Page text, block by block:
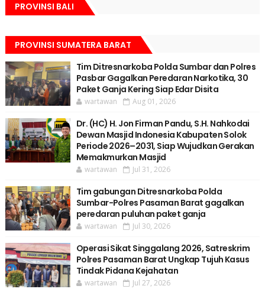
PROVINSI BALI
PROVINSI SUMATERA BARAT
Tim Ditresnarkoba Polda Sumbar dan Polres
Pasbar Gagalkan Peredaran Narkotika, 30
Paket Ganja Kering Siap Edar Disita
wartawan Aug 01, 2026
Dr. (HC) H. Jon Firman Pandu, S.H. Nahkodai
Dewan Masjid Indonesia Kabupaten Solok
Periode 2026–2031, Siap Wujudkan Gerakan
Memakmurkan Masjid
wartawan Jul 31, 2026
Tim gabungan Ditresnarkoba Polda
Sumbar-Polres Pasaman Barat gagalkan
peredaran puluhan paket ganja
wartawan Jul 30, 2026
Operasi Sikat Singgalang 2026, Satreskrim
Polres Pasaman Barat Ungkap Tujuh Kasus
Tindak Pidana Kejahatan
wartawan Jul 27, 2026